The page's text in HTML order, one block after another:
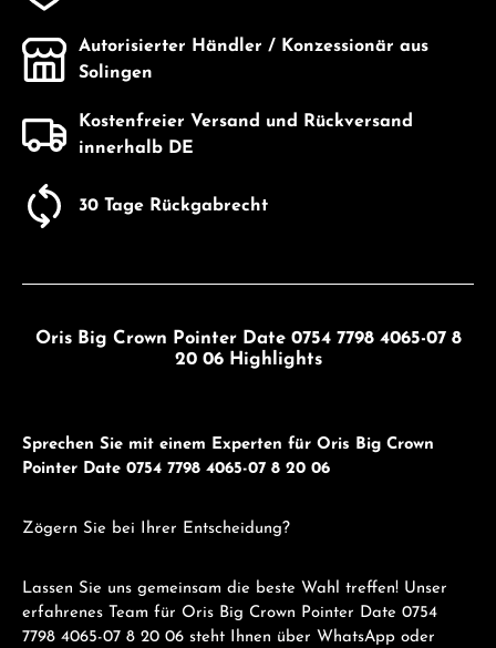
Autorisierter Händler / Konzessionär aus
Solingen
Kostenfreier Versand und Rückversand
innerhalb DE
30 Tage Rückgabrecht
Oris Big Crown Pointer Date 0754 7798 4065-07 8
20 06 Highlights
Sprechen Sie mit einem Experten für Oris Big Crown
Pointer Date 0754 7798 4065-07 8 20 06
Zögern Sie bei Ihrer Entscheidung?
Lassen Sie uns gemeinsam die beste Wahl treffen! Unser
erfahrenes Team für Oris Big Crown Pointer Date 0754
7798 4065-07 8 20 06 steht Ihnen über WhatsApp oder